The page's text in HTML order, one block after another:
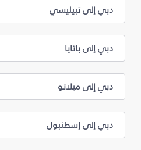
دبي إلى تبيليسي
دبي إلى باتايا
دبي إلى ميلانو
دبي إلى إسطنبول